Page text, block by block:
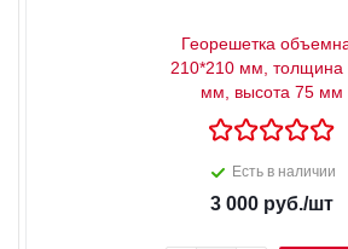
Георешетка
210*210 мм, толщина
мм, высота 75 мм
Есть в наличии
3 000руб./шт